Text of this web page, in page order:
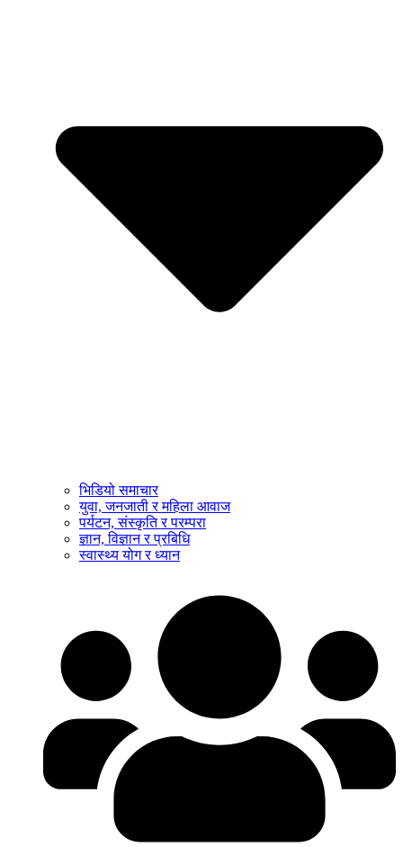
भिडियो समाचार
युवा, जनजाती र महिला आवाज
पर्यटन, संस्कृति र परम्परा
ज्ञान, विज्ञान र प्रबिधि
स्वास्थ्य योग र ध्यान